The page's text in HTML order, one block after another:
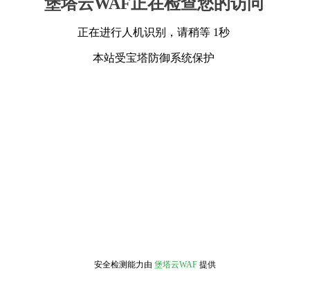
正在进行人机识别，请稍等 1秒
本站受宝塔防御系统保护
安全检测能力由 堡塔云WAF 提供